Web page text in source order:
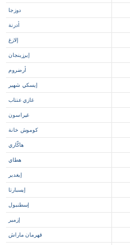
دوزجا
أدرنة
إلازغ
إيرزينجان
أرضروم
إيسكي شهير
غازي عنتاب
غيراسون
كوموش خانة
هاكّاري
هطاي
إيغدير
إيسبارتا
إسطنبول
إزمير
قهرمان ماراش